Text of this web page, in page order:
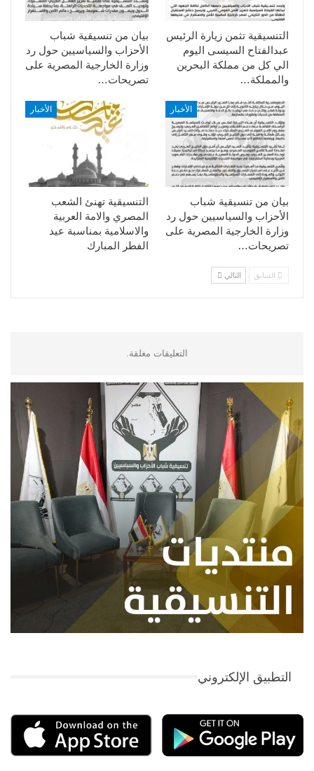
بيان من تنسيقية شباب
الأحزاب والسياسيين حول رد
وزارة الخارجية المصرية على
تصريحات…
التنسيقية تثمن زيارة الرئيس
عبدالفتاح السيسى اليوم
الي كل من مملكة البحرين
والمملكة…
الأخبار
التنسيقية تهنئ الشعب
المصري والامة العربية
والاسلامية بمناسبة عيد
الفطر المبارك
الأخبار
بيان من تنسيقية شباب
الأحزاب والسياسيين حول رد
وزارة الخارجية المصرية على
تصريحات…
السابق التالي
التعليقات مغلقة.
التطبيق الإلكتروني